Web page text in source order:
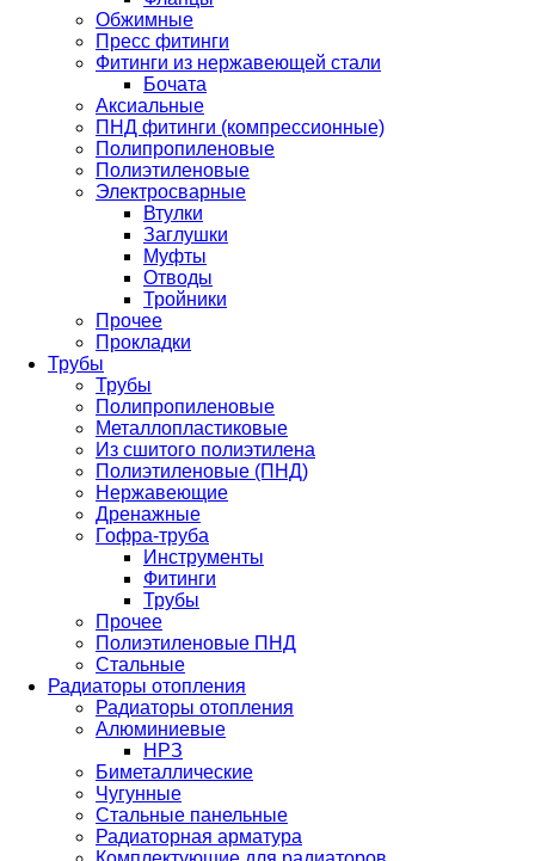
Обжимные
Пресс фитинги
Фитинги из нержавеющей стали
Бочата
Аксиальные
ПНД фитинги (компрессионные)
Полипропиленовые
Полиэтиленовые
Электросварные
Втулки
Заглушки
Муфты
Отводы
Тройники
Прочее
Прокладки
Трубы
Трубы
Полипропиленовые
Металлопластиковые
Из сшитого полиэтилена
Полиэтиленовые (ПНД)
Нержавеющие
Дренажные
Гофра-труба
Инструменты
Фитинги
Трубы
Прочее
Полиэтиленовые ПНД
Стальные
Радиаторы отопления
Радиаторы отопления
Алюминиевые
НРЗ
Биметаллические
Чугунные
Стальные панельные
Радиаторная арматура